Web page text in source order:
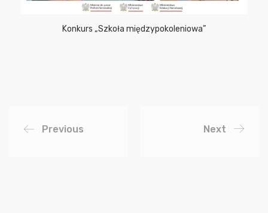
Konkurs „Szkoła międzypokoleniowa”
Previous Next